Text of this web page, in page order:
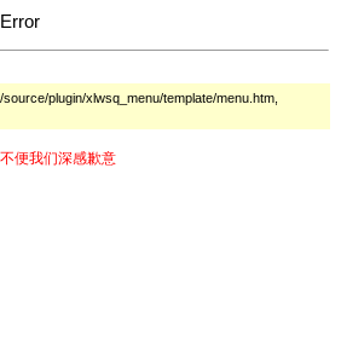
plugin/xlwsq_menu/template/menu.htm,
便我们深感歉意